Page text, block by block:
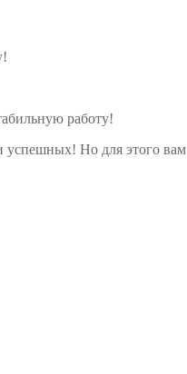
работу!
успешных! Но для этого вам